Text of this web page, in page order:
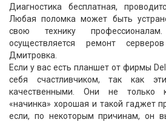
Диагностика бесплатная,
Любая поломка может быть
свою технику
осуществляется ремонт
Дмитровка.
Если у вас есть планшет от фирмы
себя счастливчиком, так как
качественными. Они не только
«начинка» хорошая и такой гаджет
если, по некоторым причинам, он